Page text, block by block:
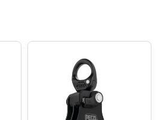
mm
5 kN
strength): 23 kN